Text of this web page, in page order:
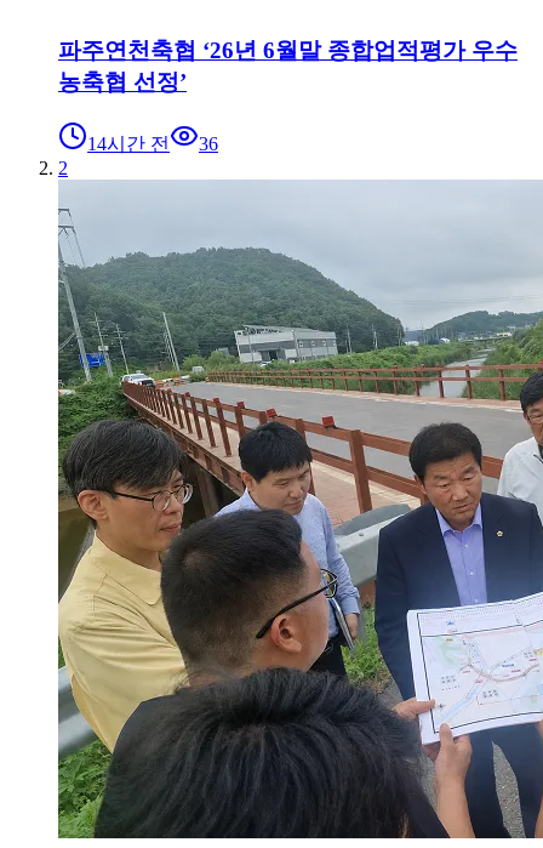
파주연천축협 ‘26년 6월말 종합업적평가 우수
농축협 선정’
14시간 전
36
2